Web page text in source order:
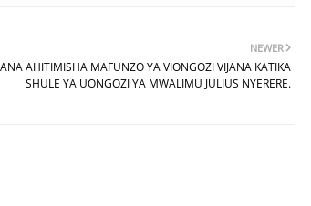
NEWER
AHITIMISHA MAFUNZO YA VIONGOZI VIJANA KATIKA
SHULE YA UONGOZI YA MWALIMU JULIUS NYERERE.